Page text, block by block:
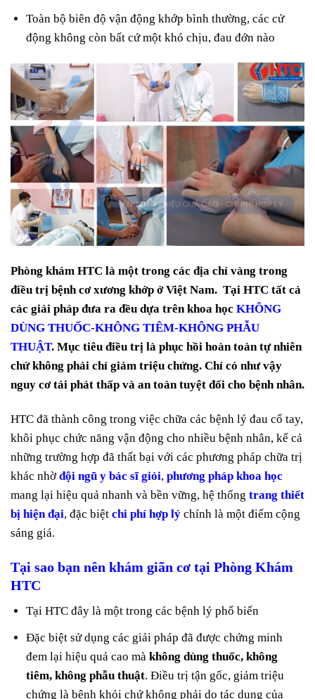
Toàn bộ biên độ vận động khớp bình thường, các cử
động không còn bất cứ một khó chịu, đau đớn nào
Phòng khám HTC là một trong các địa chỉ vàng trong
điều trị bệnh cơ xương khớp ở Việt Nam. Tại HTC tất cả
các giải pháp đưa ra đều dựa trên khoa học KHÔNG
DÙNG THUỐC-KHÔNG TIÊM-KHÔNG PHẪU
THUẬT. Mục tiêu điều trị là phục hồi hoàn toàn tự nhiên
chứ không phải chỉ giảm triệu chứng. Chỉ có như vậy
nguy cơ tái phát thấp và an toàn tuyệt đối cho bệnh nhân.
HTC đã thành công trong việc chữa các bệnh lý đau cổ tay,
khôi phục chức năng vận động cho nhiều bệnh nhân, kể cả
những trường hợp đã thất bại với các phương pháp chữa trị
khác nhờđội ngũ y bác sĩ giỏi, phương pháp khoa học
mang lại hiệu quả nhanh và bền vững, hệ thống trang thiết
bị hiện đại, đặc biệt chi phí hợp lý chính là một điểm cộng
sáng giá.
Tại sao bạn nên khám giãn cơ tại Phòng Khám
HTC
Tại HTC đây là một trong các bệnh lý phổ biến
Đặc biệt sử dụng các giải pháp đã được chứng minh
đem lại hiệu quả cao màkhông dùng thuốc, không
tiêm, không phẫu thuật. Điều trị tận gốc, giảm triệu
chứng là bệnh khỏi chứ không phải do tác dụng của